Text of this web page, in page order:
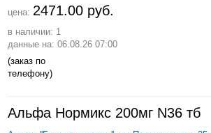
цена: 2471.00 руб.
в наличии: 1
данные на: 06.08.26 07:00
(заказ по
телефону)
Альфа Нормикс 200мг N36 тб